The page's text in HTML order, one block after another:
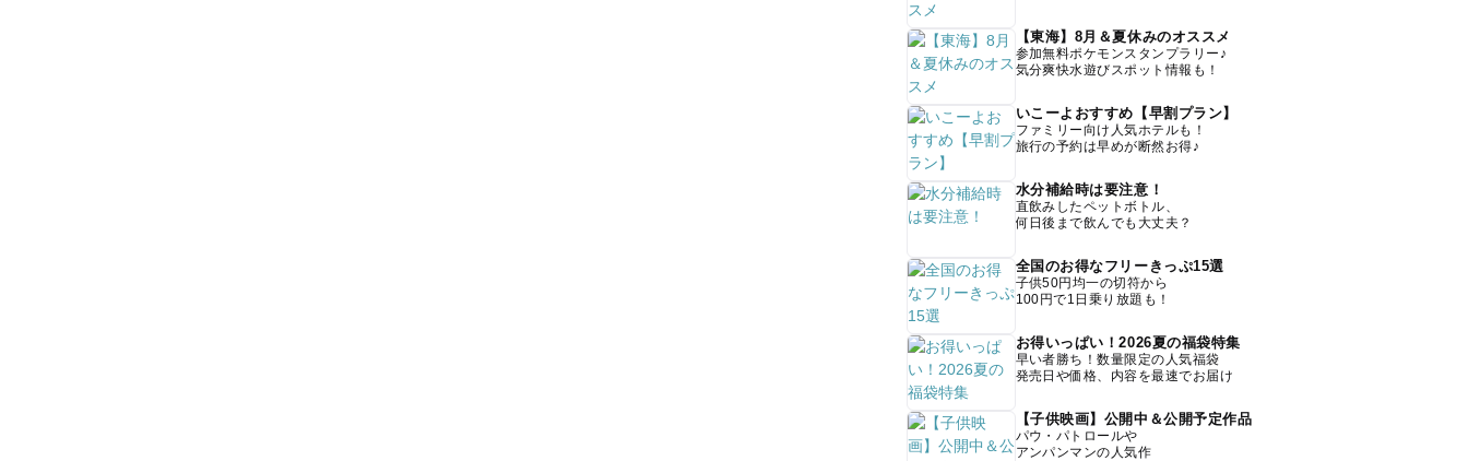
【東海】8月＆夏休みのオススメ
参加無料ポケモンスタンプラリー♪
気分爽快水遊びスポット情報も！
いこーよおすすめ【早割プラン】
ファミリー向け人気ホテルも！
旅行の予約は早めが断然お得♪
水分補給時は要注意！
直飲みしたペットボトル、
何日後まで飲んでも大丈夫？
全国のお得なフリーきっぷ15選
子供50円均一の切符から
100円で1日乗り放題も！
お得いっぱい！2026夏の福袋特集
早い者勝ち！数量限定の人気福袋
発売日や価格、内容を最速でお届け
【子供映画】公開中＆公開予定作品
パウ・パトロールや
アンパンマンの人気作